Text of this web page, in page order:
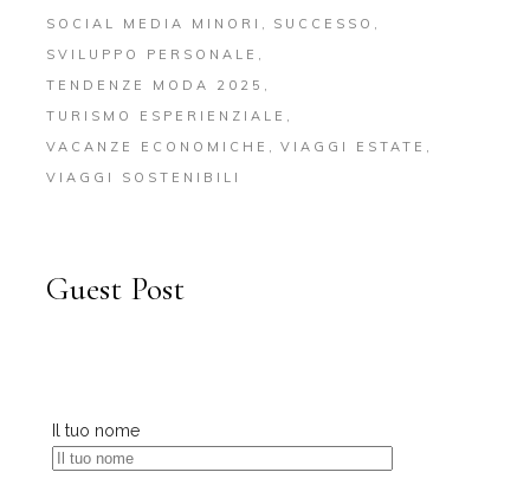
SOCIAL MEDIA MINORI
SUCCESSO
SVILUPPO PERSONALE
TENDENZE MODA 2025
TURISMO ESPERIENZIALE
VACANZE ECONOMICHE
VIAGGI ESTATE
VIAGGI SOSTENIBILI
Guest Post
Il tuo nome